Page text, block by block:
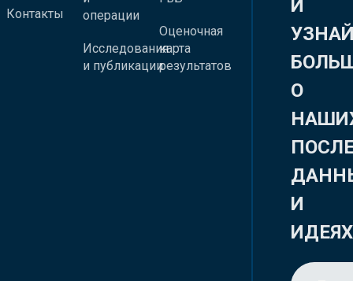
Контакты
операции
Исследования
и публикации
Оценочная
карта
результатов
И
О
И
ИДЕЯХ